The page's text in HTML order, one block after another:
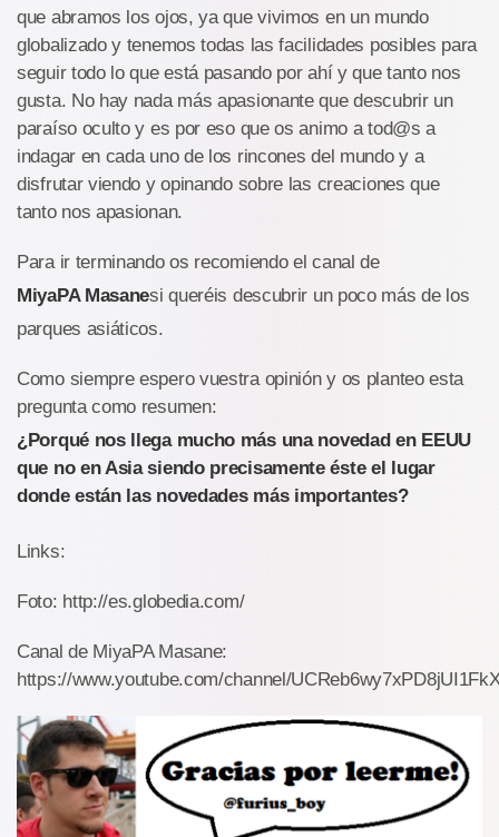
que abramos los ojos, ya que vivimos en un mundo
globalizado y tenemos todas las facilidades posibles para
seguir todo lo que está pasando por ahí y que tanto nos
gusta. No hay nada más apasionante que descubrir un
paraíso oculto y es por eso que os animo a tod@s a
indagar en cada uno de los rincones del mundo y a
disfrutar viendo y opinando sobre las creaciones que
tanto nos apasionan.
Para ir terminando os recomiendo el canal de
MiyaPA Masanesi queréis descubrir un poco más de los
parques asiáticos.
Como siempre espero vuestra opinión y os planteo esta
pregunta como resumen:
¿Porqué nos llega mucho más una novedad en EEUU
que no en Asia siendo precisamente éste el lugar
donde están las novedades más importantes?
Links:
Foto: http://es.globedia.com/
Canal de MiyaPA Masane:
https://www.youtube.com/channel/